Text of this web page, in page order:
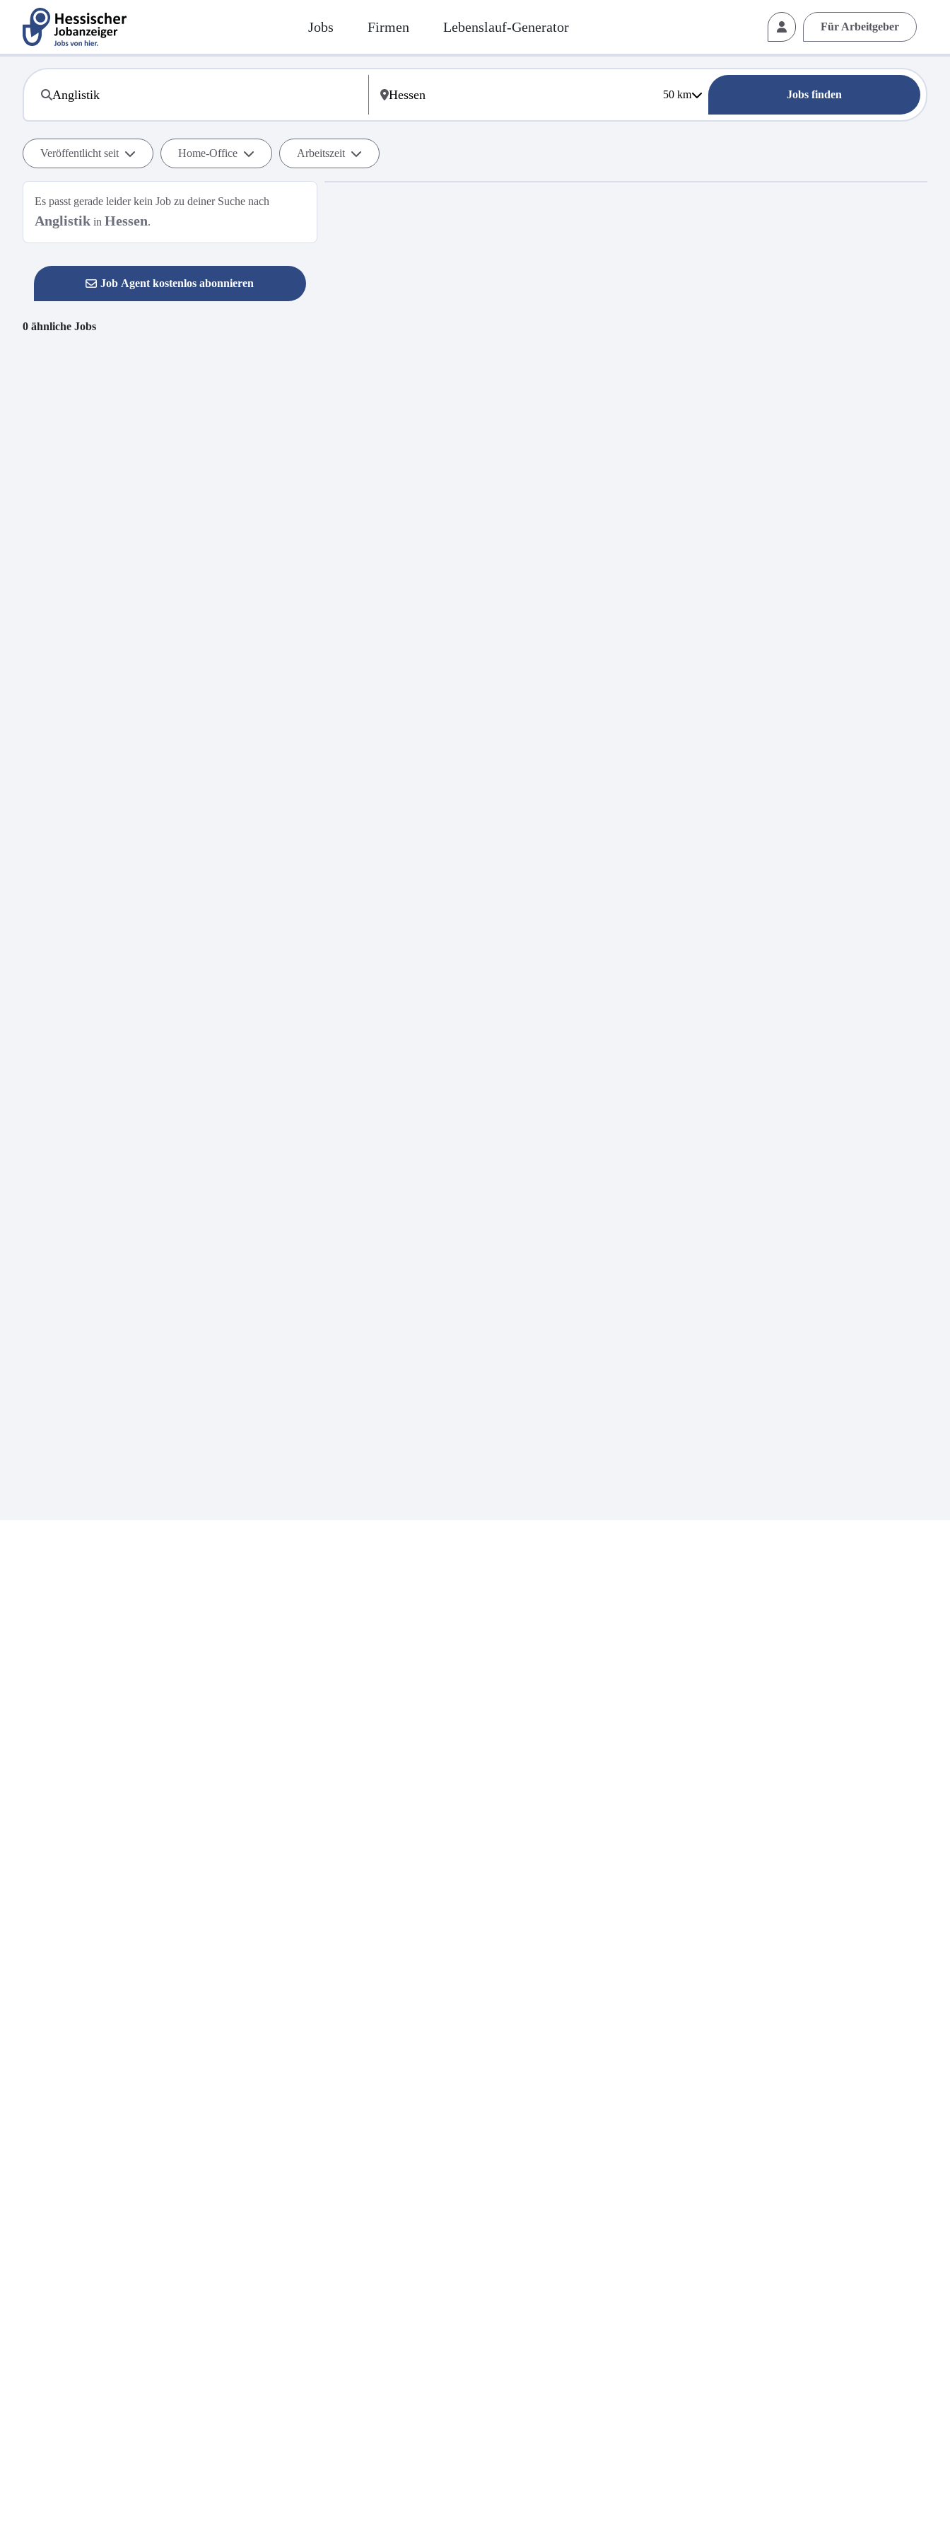
Jobs Firmen Lebenslauf-Generator Für Arbeitgeber
50km Jobs finden
Veröffentlicht seit Home-Office Arbeitszeit
Es passt gerade leider kein Job zu deiner Suche nach
Anglistik in Hessen.
Job Agent kostenlos abonnieren
0 ähnliche Jobs